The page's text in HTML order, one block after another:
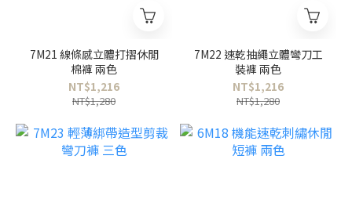
7M21 線條感立體打摺休閒
棉褲 兩色
NT$1,216
NT$1,280
7M22 速乾抽繩立體彎刀工
裝褲 兩色
NT$1,216
NT$1,280